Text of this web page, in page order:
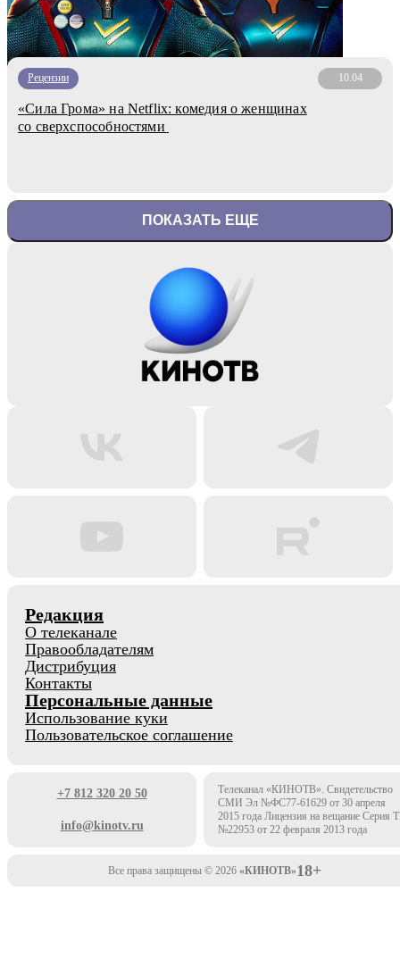
Рецензии 10.04
«Сила Грома» на Netflix: комедия о женщинах
со сверхспособностями
ПОКАЗАТЬ ЕЩЕ
Редакция
О телеканале
Правообладателям
Дистрибуция
Контакты
Персональные данные
Использование куки
Пользовательское соглашение
+7 812 320 20 50
info@kinotv.ru
Телеканал «КИНОТВ». Свидетельство
СМИ Эл №ФС77-61629 от 30 апреля
2015 года Лицензия на вещание Серия
№22953 от 22 февраля 2013 года
Все права защищены © 2026 «КИНОТВ»18+